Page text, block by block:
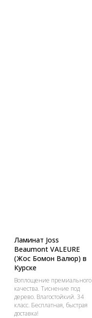
Ламинат Joss
Beaumont VALEURE
(Жос Бомон Валюр) в
Курске
Воплощение премиального
качества. Тиснение под
дерево. Влагостойкий. 34
класс. Бесплатная, быстрая
доставка!